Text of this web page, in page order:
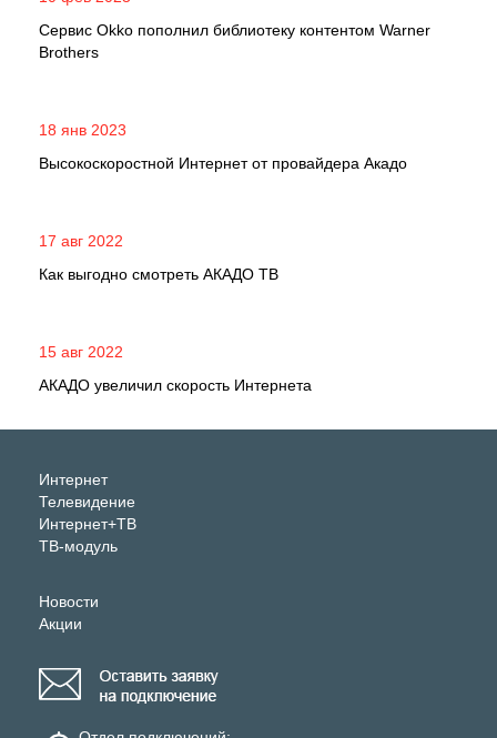
Сервис Okko пополнил библиотеку контентом Warner
Brothers
18 янв 2023
Высокоскоростной Интернет от провайдера Акадо
17 авг 2022
Как выгодно смотреть АКАДО ТВ
15 авг 2022
АКАДО увеличил скорость Интернета
Интернет
Телевидение
Интернет+ТВ
ТВ-модуль
Новости
Акции